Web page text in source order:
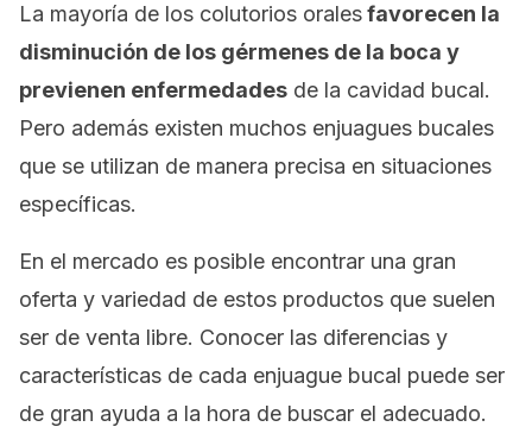
La mayoría de los colutorios oralesfavorecen la
disminución de los gérmenes de la boca y
previenen enfermedades de la cavidad bucal.
Pero además existen muchos enjuagues bucales
que se utilizan de manera precisa en situaciones
específicas.
En el mercado es posible encontrar una gran
oferta y variedad de estos productos que suelen
ser de venta libre. Conocer las diferencias y
características de cada enjuague bucal puede ser
de gran ayuda a la hora de buscar el adecuado.